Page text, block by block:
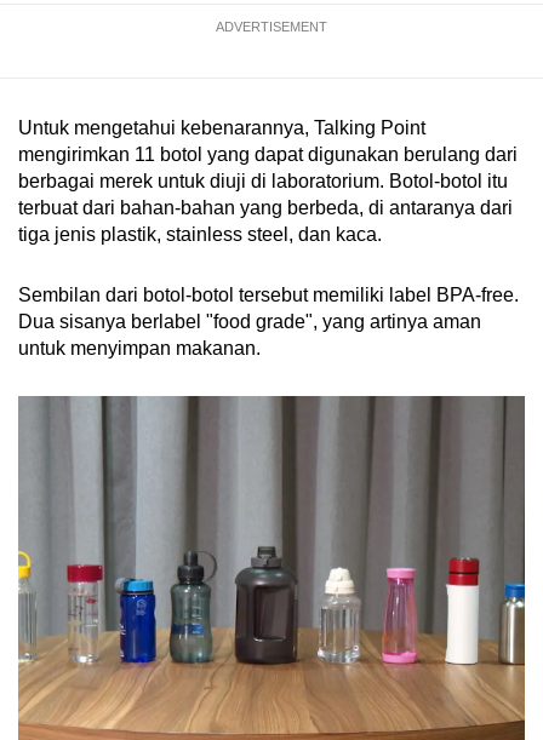
ADVERTISEMENT
Untuk mengetahui kebenarannya, Talking Point
mengirimkan 11 botol yang dapat digunakan berulang dari
berbagai merek untuk diuji di laboratorium. Botol-botol itu
terbuat dari bahan-bahan yang berbeda, di antaranya dari
tiga jenis plastik, stainless steel, dan kaca.
Sembilan dari botol-botol tersebut memiliki label BPA-free.
Dua sisanya berlabel "food grade", yang artinya aman
untuk menyimpan makanan.